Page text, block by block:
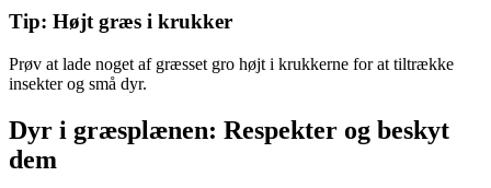
Tip: Højt græs i krukker
Prøv at lade noget af græsset gro højt i krukkerne for at tiltrække
insekter og små dyr.
Dyr i græsplænen: Respekter og beskyt
dem